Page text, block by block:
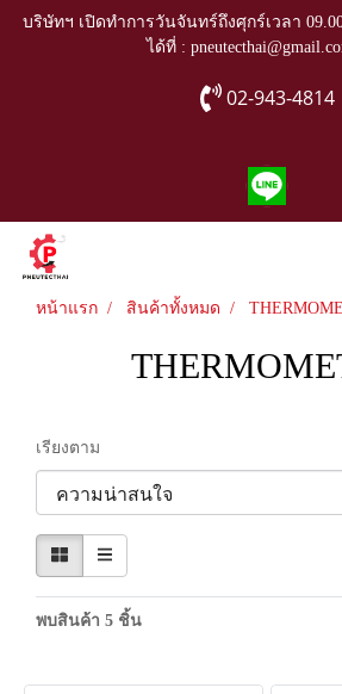
บริษัทฯ เปิดทำการวันจันทร์ถึงศุกร์เวลา
ได้ที่ :
02-943-4814
หน้าแรก สินค้าทั้งหมด
เรียงตาม
พบสินค้า 5 ชิ้น